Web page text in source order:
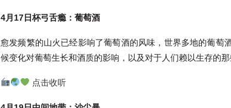
4月17日杯弓舌瘾：葡萄酒
愈发频繁的山火已经影响了葡萄酒的风味，世界多地的葡
候变化对葡萄生长和酒质的影响，以及对于人们赖以生存的
点击收听